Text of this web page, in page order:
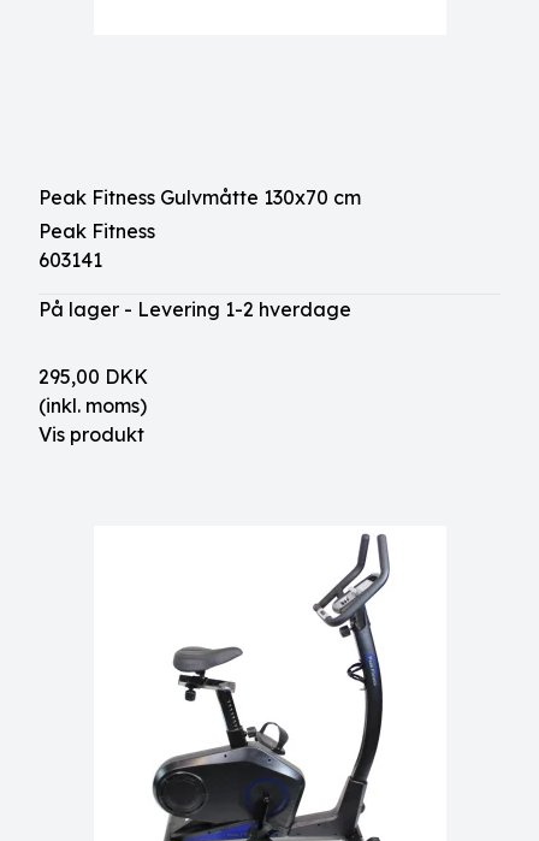
Peak Fitness Gulvmåtte 130x70 cm
Peak Fitness
603141
På lager - Levering 1-2 hverdage
295,00 DKK
(inkl. moms)
Vis produkt